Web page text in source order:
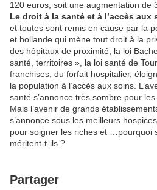
120 euros, soit une augmentation de
Le droit à la santé et à l’accès aux
et toutes sont remis en cause par la
et hollande qui mène tout droit à la
des hôpitaux de proximité, la loi
santé, territoires », la loi santé de
franchises, du forfait hospitalier,
la population à l’accès aux soins.
santé s’annonce très sombre pour
Mais l’avenir de grands
s’annonce sous les meilleurs
pour soigner les riches et …pourquoi
méritent-t-ils ?
Partager